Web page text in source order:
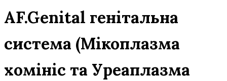
AF.Genital генітальна
система (Мікоплазма
хомініс та Уреаплазма